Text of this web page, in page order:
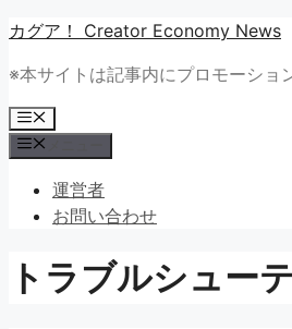
コ
テ
ン
ツ
へ
プ
カグア！ Creator Economy News
※本サイトは記事内にプロモーショ
メ
ニ
ュ
運営者
お問い合わせ
トラブルシュー